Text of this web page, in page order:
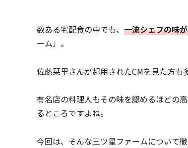
数ある宅配食の中でも、 一流シェフの味
ーム」。
佐藤栞里さんが起用されたCMを見た方も
有名店の料理人もその味を認めるほどの
るところですよね。
今回は、そんな三ツ星ファームについて